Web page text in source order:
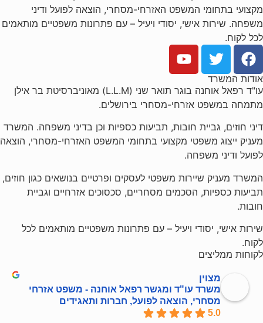
מקצועי בתחומי המשפט האזרחי-מסחרי, הוצאה לפועל ודיני
משפחה. שירות אישי, יסודי ויעיל – עם פתרונות משפטיים מותאמים
לכל לקוח.
אודות המשרד
עו"ד רפאל אוחנה בוגר תואר שני (L.L.M) מאוניברסיטת בר אילן
מתמחה במשפט אזרחי-מסחרי בירושלים.
דיני חוזים, גביית חובות, תביעות כספיות וכן בדיני משפחה. המשרד
מעניק ייצוג משפטי מקצועי בתחומי המשפט האזרחי-מסחרי, הוצאה
לפועל ודיני משפחה.
המשרד מעניק שיירות משפטי לעסקים ופרטיים בנושאים כגון חוזים,
תביעות כספיות, הסכמים מסחריים, סכסוכים אזרחיים וגביית
חובות.
שירות אישי, יסודי ויעיל – עם פתרונות משפטיים מותאמים לכל
לקוח.
לקוחות ממליצים
מצוין
משרד עו"ד ומגשר רפאל אוחנה - משפט אזרחי
מסחרי, הוצאה לפועל, חברות ותאגידים
5.0